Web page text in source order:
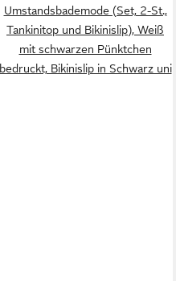
Umstandsbademode (Set, 2-St.,
Tankinitop und Bikinislip), Weiß
mit schwarzen Pünktchen
bedruckt, Bikinislip in Schwarz uni